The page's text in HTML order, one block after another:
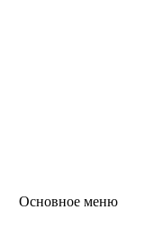
Основное меню